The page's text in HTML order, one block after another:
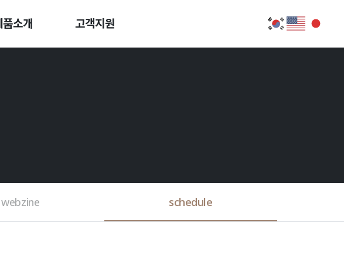
품소개 고객지원
webzine schedule